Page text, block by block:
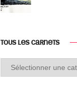
TOUS LES CARNETS
Tous
les